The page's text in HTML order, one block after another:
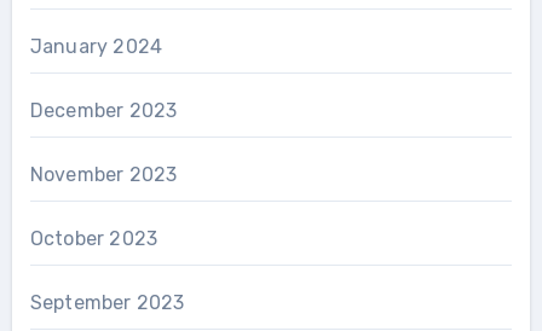
January 2024
December 2023
November 2023
October 2023
September 2023